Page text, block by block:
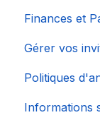
Finances et
Gérer vos
Politiques
Informations